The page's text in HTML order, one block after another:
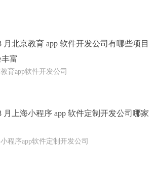
月北京教育 app 软件开发公司有哪些项目
富
育app软件开发公司
月上海小程序 app 软件定制开发公司哪家
小程序app软件定制开发公司